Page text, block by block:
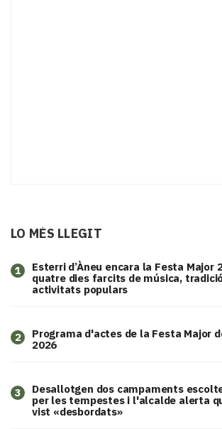
LO MÉS LLEGIT
1
Esterri d’Àneu encara la Festa Major
quatre dies farcits de música,
activitats populars
2
Programa d'actes de la Festa Major
2026
3
​Desallotgen dos campaments
per les tempestes i l'alcalde alerta
vist «desbordats»